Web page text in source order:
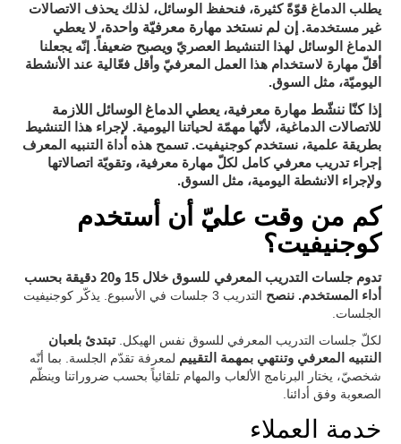
يطلب الدماغ قوّةً كثيرة، فنحفظ الوسائل، لذلك يحذف الاتصالات
غير مستخدمة. إن لم نستخد مهارة معرفيّة واحدة، لا يعطي
الدماغ الوسائل لهذا التنشيط العصريّويصبح ضعيفاً. إنّه يجعلنا
أقلّ مهارة لاستخدام هذا العمل المعرفيّ وأقل فعّالية عند الأنشطة
اليوميّة، مثل السوق.
إذا كنّا ننشّط مهارة معرفية، يعطي الدماغ الوسائل اللازمة
للاتصالات الدماغية، لأنّها مهمّة لحياتنا اليومية. لإجراء هذا التنشيط
بطريقة علمية، نستخدم كوجنيفيت. تسمح هذه أداة التنبيه المعرف
إجراء تدريب معرفي كامل لكلّ مهارة معرفية، وتقويّة اتصالاتها
ولإجراء الانشطة اليومية، مثل السوق.
كم من وقت عليّ أن أستخدم
كوجنيفيت؟
تدوم جلسات التدريب المعرفي للسوق خلال 15 و20 دقيقة
بحسب
أداء المستخدم. ننصح
التدريب 3 جلسات في الأسبوع. يذكّر كوجنيفيت
الجلسات.
لكلّ جلسات التدريب المعرفي للسوق نفس الهيكل.تبتدئ بلعبان
النتبيه المعرفي وتنتهي بمهمة التقييم لمعرفة تقدّم الجلسة. بما أنّه
شخصيّ، يختار البرنامج الألعاب والمهام تلقائياً بحسب ضروراتنا وينظّم
الصعوبة وفق أدائنا.
خدمة العملاء